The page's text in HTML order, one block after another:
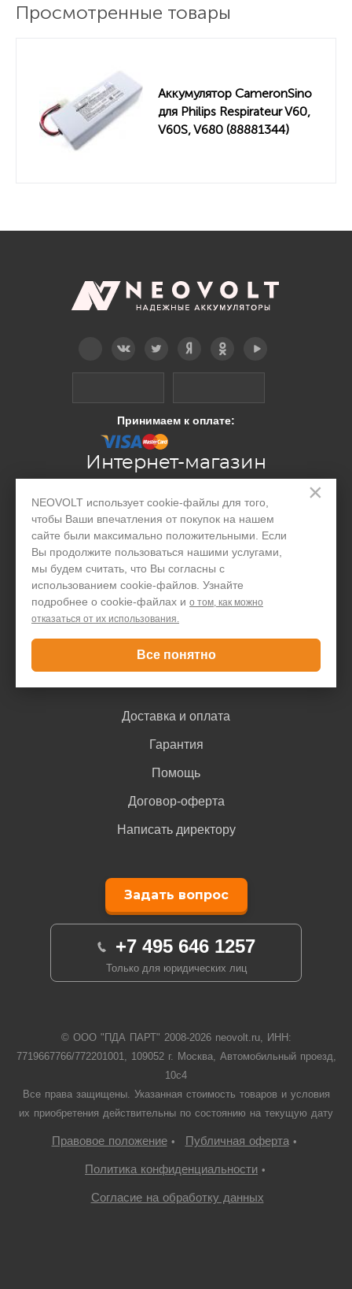
×
NEOVOLT использует cookie-файлы для того,
чтобы Ваши впечатления от покупок на нашем
сайте были максимально положительными. Если
Вы продолжите пользоваться нашими услугами,
мы будем считать, что Вы согласны с
использованием cookie-файлов. Узнайте
подробнее о cookie-файлах и о том, как можно
отказаться от их использования.
Все понятно
Просмотренные товары
Аккумулятор CameronSino
для Philips Respirateur V60,
V60S, V680 (88881344)
Принимаем к оплате:
Интернет-магазин
Производство
Организациям
Акции и скидки
Контакты
Покупателю
Доставка и оплата
Гарантия
Помощь
Договор-оферта
Написать директору
Задать вопрос
+7 495 646 1257
Только для юридических лиц
© ООО "ПДА ПАРТ" 2008-2026neovolt.ru, ИНН:
7719667766/772201001, 109052 г. Москва, Автомобильный проезд,
10с4
Все права защищены. Указанная стоимость товаров и условия
их приобретения действительны по состоянию на текущую дату
Правовое положение• Публичная оферта•
Политика конфиденциальности •
Согласие на обработку данных